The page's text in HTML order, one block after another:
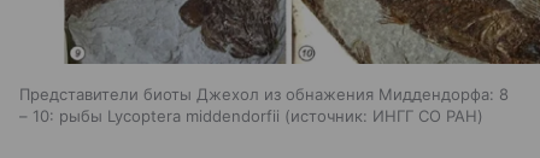
Представители биоты Джехол из обнажения Миддендорфа: 8
– 10: рыбы Lycoptera middendorfii
источник: ИНГГ СО РАН